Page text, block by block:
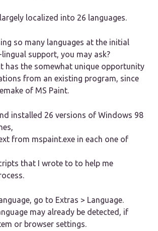
localized into 26 languages.
so many languages at the initial
support, you may ask?
has the somewhat unique opportunity
from an existing program, since
of MS Paint.
installed 26 versions of Windows 98
from mspaint.exe in each one of
that I wrote to to help me
go to Extras > Language.
may already be detected, if
or browser settings.